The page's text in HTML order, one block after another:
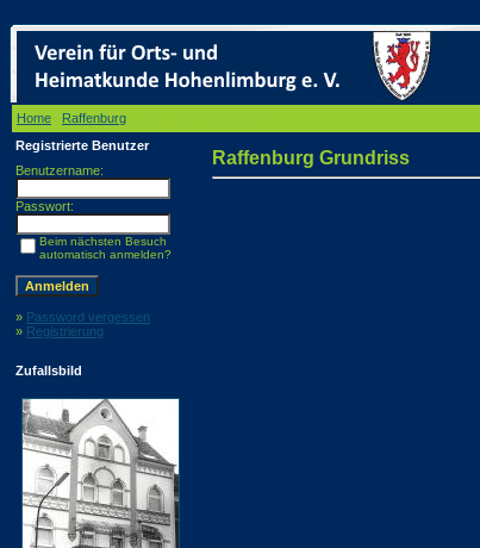
Home Raffenburg
Registrierte Benutzer
Benutzername:
Passwort:
Beim nächsten Besuch
automatisch anmelden?
» Password vergessen
» Registrierung
Zufallsbild
Raffenburg Grundriss